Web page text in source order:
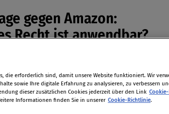
gegen Amazon:
Recht ist anwendbar?
österreichischen
beanstandeten Klauseln
Versandhändlers Amazon nach
oder luxemburgischem Recht
die erforderlich sind, damit unsere Website funktioniert. Wir
sowie Ihre digitale Erfahrung zu analysieren, zu verbessern
dieser zusätzlichen Cookies jederzeit über den Link
Informationen finden Sie in unserer Cookie-Richtlinie.